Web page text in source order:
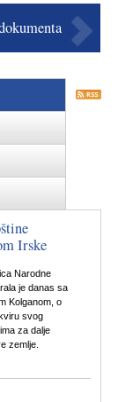
Irske
Narodne
je danas sa
Kolganom, o
svog
za dalje
zemlje.